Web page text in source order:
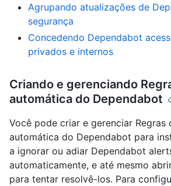
Agrupando atualizações de
segurança
Concedendo Dependabot
privados e internos
Criando e gerenciando
automática do Dependabot
Você pode criar e gerenciar Regras
automática do Dependabot para
a ignorar ou adiar Dependabot
automaticamente, e até mesmo
para tentar resolvê-los. Para